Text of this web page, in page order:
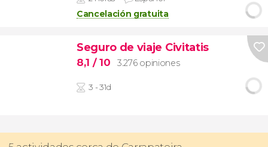
Cancelación gratuita
Seguro de viaje Civitatis
8,1 / 10 3.276 opiniones
3 - 31d